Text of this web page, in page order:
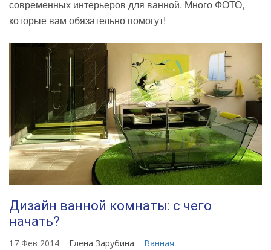
современных интерьеров для ванной. Много ФОТО,
которые вам обязательно помогут!
Дизайн ванной комнаты: с чего
начать?
17 Фев 2014 Елена Зарубина Ванная